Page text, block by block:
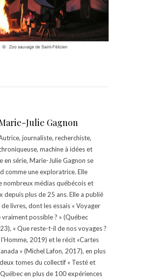
Julie Gagnon
journaliste, recherchiste,
machine à idées et
en série, Marie-Julie Gagnon se
comme une exploratrice. Elle
nombreux médias québécois et
depuis plus de 25 ans. Elle a publié
livres, dont les essais « Voyager
vraiment possible ? » (Québec
« Que reste-t-il de nos voyages ?
l'Homme, 2019) et le récit «Cartes
» (Michel Lafon, 2017), en plus
tomes du collectif « Testé et
en plus de 100 expériences